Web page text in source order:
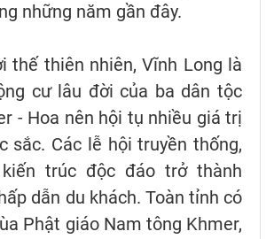
những năm gần đây.
thế thiên nhiên, Vĩnh Long là
cư lâu đời của ba dân tộc
- Hoa nên hội tụ nhiều giá trị
sắc. Các lễ hội truyền thống,
trúc độc đáo trở thành
dẫn du khách. Toàn tỉnh có
Phật giáo Nam tông Khmer,